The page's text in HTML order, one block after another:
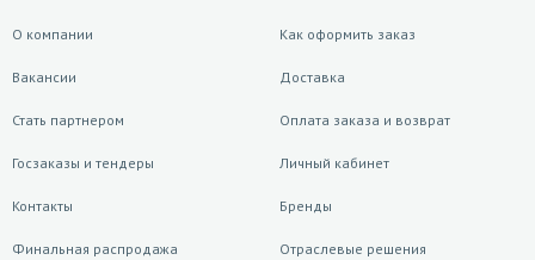
О компании
Вакансии
Стать партнером
Госзаказы и тендеры
Контакты
Финальная распродажа
Как оформить заказ
Доставка
Оплата заказа и возврат
Личный кабинет
Бренды
Отраслевые решения